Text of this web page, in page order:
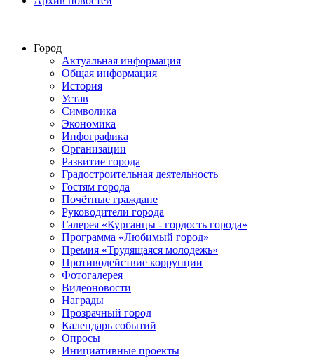
Город
Актуальная информация
Общая информация
История
Устав
Символика
Экономика
Инфографика
Организации
Развитие города
Градостроительная деятельность
Гостям города
Почётные граждане
Руководители города
Галерея «Курганцы - гордость города»
Программа «Любимый город»
Премия «Трудящаяся молодежь»
Противодействие коррупции
Фотогалерея
Видеоновости
Награды
Прозрачный город
Календарь событий
Опросы
Инициативные проекты